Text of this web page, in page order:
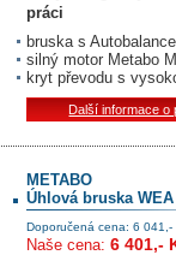
práci
bruska s
silný motor Metabo
kryt převodu s
Další informace o
METABO
Úhlová bruska
Doporučená cena: 6 041,-
Naše cena: 6 401,-